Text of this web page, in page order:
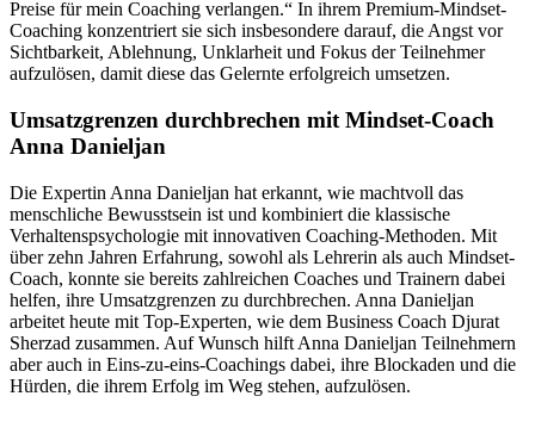
Preise für mein Coaching verlangen.“ In ihrem Premium-Mindset-
Coaching konzentriert sie sich insbesondere darauf, die Angst vor
Sichtbarkeit, Ablehnung, Unklarheit und Fokus der Teilnehmer
aufzulösen, damit diese das Gelernte erfolgreich umsetzen.
Umsatzgrenzen durchbrechen mit Mindset-Coach
Anna Danieljan
Die Expertin Anna Danieljan hat erkannt, wie machtvoll das
menschliche Bewusstsein ist und kombiniert die klassische
Verhaltenspsychologie mit innovativen Coaching-Methoden. Mit
über zehn Jahren Erfahrung, sowohl als Lehrerin als auch Mindset-
Coach, konnte sie bereits zahlreichen Coaches und Trainern dabei
helfen, ihre Umsatzgrenzen zu durchbrechen. Anna Danieljan
arbeitet heute mit Top-Experten, wie dem Business Coach Djurat
Sherzad zusammen. Auf Wunsch hilft Anna Danieljan Teilnehmern
aber auch in Eins-zu-eins-Coachings dabei, ihre Blockaden und die
Hürden, die ihrem Erfolg im Weg stehen, aufzulösen.